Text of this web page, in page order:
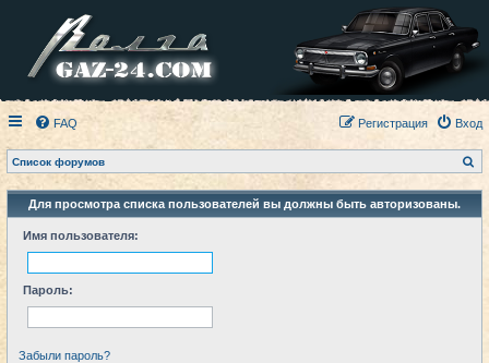
FAQ Вход
Регистрация
Список форумов
о
с
Для просмотра списка пользователей вы должны быть авторизованы.
Имя пользователя:
Пароль:
Забыли пароль?